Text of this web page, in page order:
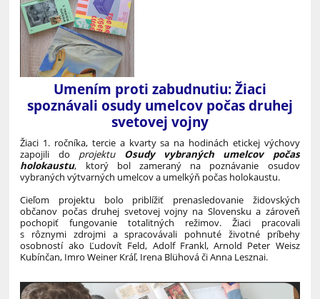
Umením proti zabudnutiu: Žiaci
spoznávali osudy umelcov počas druhej
svetovej vojny
Žiaci 1. ročníka, tercie a kvarty sa na hodinách etickej výchovy
zapojili do projektu
Osudy vybraných umelcov počas
holokaustu, ktorý bol zameraný na poznávanie osudov
vybraných výtvarných umelcov a umelkýň počas holokaustu.
Cieľom projektu bolo priblížiť prenasledovanie židovských
občanov počas druhej svetovej vojny na Slovensku a zároveň
pochopiť fungovanie totalitných režimov. Žiaci pracovali
s rôznymi zdrojmi a spracovávali pohnuté životné príbehy
osobností ako Ľudovít Feld, Adolf Frankl, Arnold Peter Weisz
Kubínčan, Imro Weiner Kráľ, Irena Blühová či Anna Lesznai.